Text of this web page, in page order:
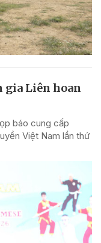
gia Liên hoan
báo cung cấp
Việt Nam lần thứ